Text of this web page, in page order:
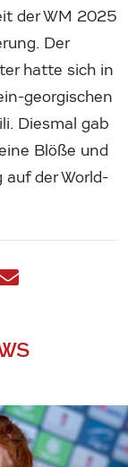
der WM 2025
Der
hatte sich in
georgischen
Diesmal gab
Blöße und
der World-